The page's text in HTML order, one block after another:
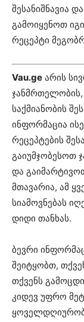
შესანიშნავია
გამოიყენოთ
რეცეპტი
Vau.ge არის
საქმიანობის
ინფორმაცია
რეცეპტების
გაიუმჯობესოთ
და
მთავარია, ამ
სიამოვნებას
დიდი თანხას.
ბევრი
შეიტყობთ,
თქვენს
კიდევ უფრო